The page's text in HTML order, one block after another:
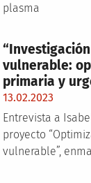
plasma
vulnerable:
primaria y
13.02.2023
Entrevista a
proyecto
vulnerable”,